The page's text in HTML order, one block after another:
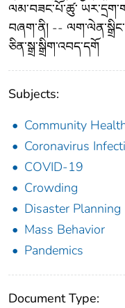
ལམ་བཟང་པོ་ཚུ་
བཞག་ནི། --
ཅིན་སྒྲ་སྒྲིག་འབད་དགོ
Subjects:
Community
Coronavirus
COVID-19
Crowding
Disaster Planning
Mass Behavior
Pandemics
Document Type: